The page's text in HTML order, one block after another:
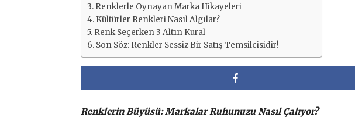
Renklerle Oynayan Marka Hikayeleri
Kültürler Renkleri Nasıl Algılar?
Renk Seçerken 3 Altın Kural
Son Söz: Renkler Sessiz Bir Satış Temsilcisidir!
Renklerin Büyüsü: Markalar Ruhunuzu Nasıl Çalıyor?